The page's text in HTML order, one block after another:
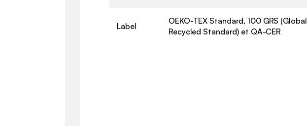
Label
OEKO-TEX Standard, 100 GRS (Global
Recycled Standard) et QA-CER